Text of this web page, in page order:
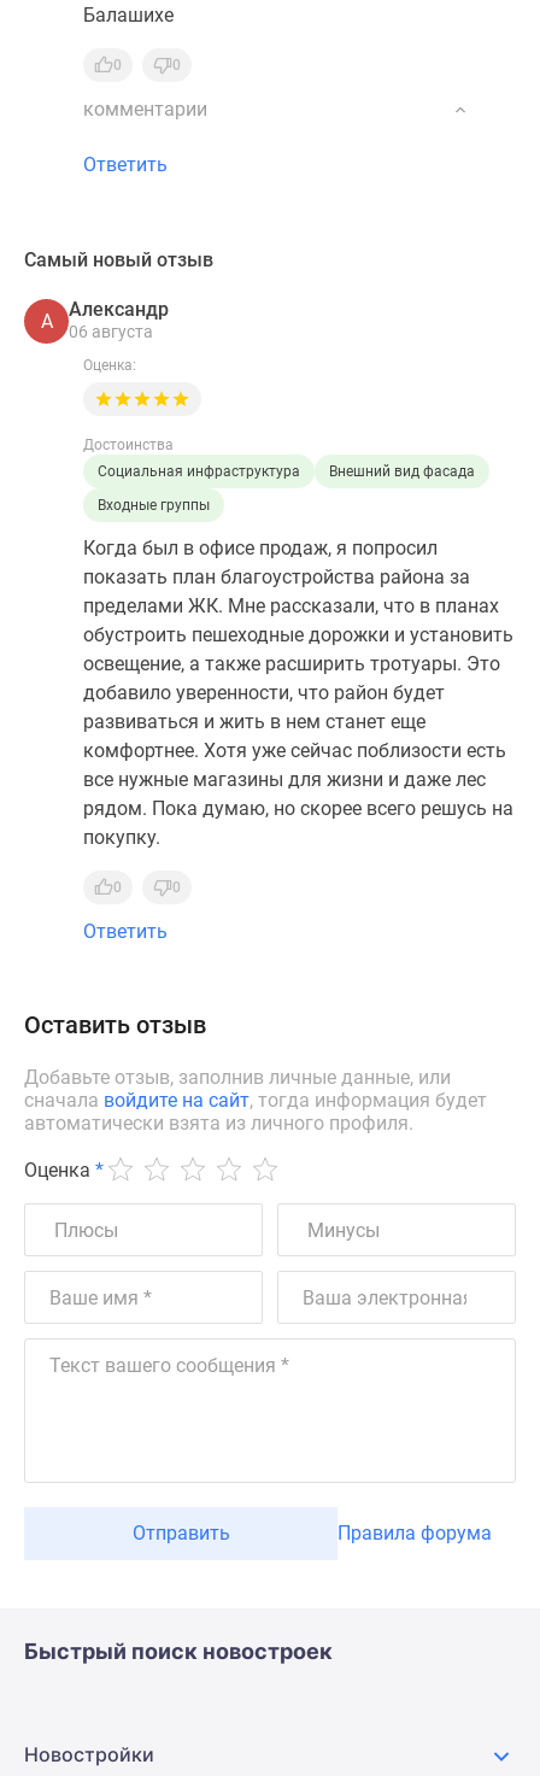
Балашихе
0 0
комментарии
Ответить
Самый новый отзыв
А
Александр
06 августа
Оценка:
Достоинства
Социальная инфраструктура
Внешний вид фасада
Входные группы
Когда был в офисе продаж, я попросил
показать план благоустройства района за
пределами ЖК. Мне рассказали, что в планах
обустроить пешеходные дорожки и установить
освещение, а также расширить тротуары. Это
добавило уверенности, что район будет
развиваться и жить в нем станет еще
комфортнее. Хотя уже сейчас поблизости есть
все нужные магазины для жизни и даже лес
рядом. Пока думаю, но скорее всего решусь на
покупку.
0 0
Ответить
Оставить отзыв
Добавьте отзыв, заполнив личные данные, или
сначала войдите на сайт, тогда информация будет
автоматически взята из личного профиля.
Оценка *
Отправить Правила форума
Быстрый поиск новостроек
Новостройки